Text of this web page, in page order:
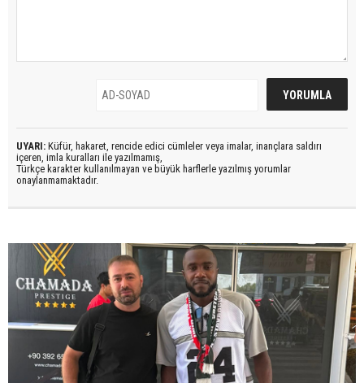
UYARI: Küfür, hakaret, rencide edici cümleler veya imalar, inançlara saldırı
içeren, imla kuralları ile yazılmamış,
Türkçe karakter kullanılmayan ve büyük harflerle yazılmış yorumlar
onaylanmamaktadır.